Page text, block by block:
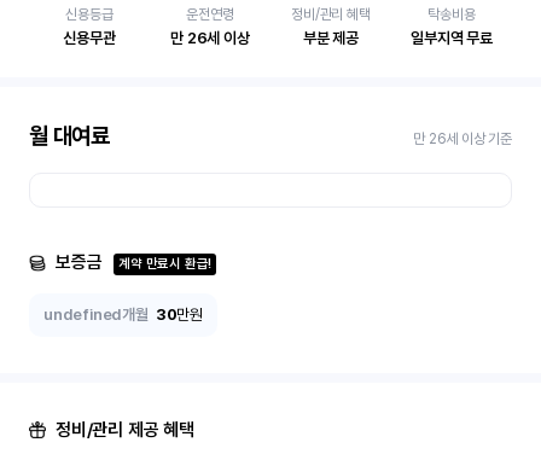
신용등급
신용무관
운전연령
만 26세 이상
정비/관리 혜택
부분 제공
탁송비용
일부지역 무료
월 대여료 만 26세 이상 기준
보증금 계약 만료시 환급!
undefined개월 30만원
정비/관리 제공 혜택